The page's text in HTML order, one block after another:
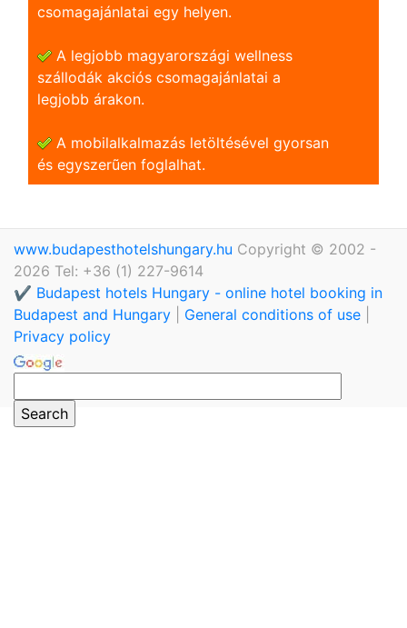
csomagajánlatai egy helyen.
A legjobb magyarországi wellness
szállodák akciós csomagajánlatai a
legjobb árakon.
A mobilalkalmazás letöltésével gyorsan
és egyszerũen foglalhat.
www.budapesthotelshungary.hu Copyright © 2002 -
2026 Tel: +36 (1) 227-9614
✔️ Budapest hotels Hungary - online hotel booking in
Budapest and Hungary
General conditions of use
Privacy policy